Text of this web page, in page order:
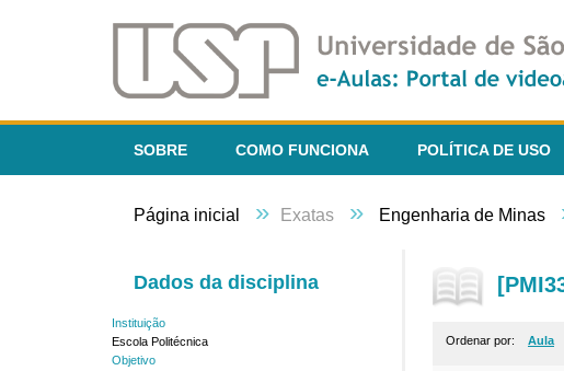
SOBRE COMO FUNCIONA POLÍTICA DE USO
Página inicial » Exatas » Engenharia de Minas
Dados da disciplina
Instituição
Escola Politécnica
Objetivo
Ordenar por: Aula